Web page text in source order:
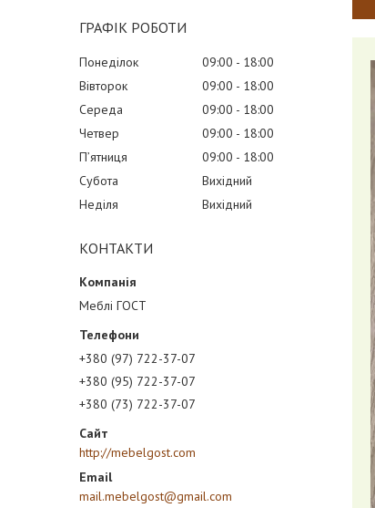
ГРАФІК РОБОТИ
Понеділок 09:00
18:00
Вівторок
09:00
18:00
Середа
09:00
18:00
Четвер
09:00
18:00
Пʼятниця
09:00
18:00
Субота
Вихідний
Неділя
Вихідний
КОНТАКТИ
Меблі ГОСТ
+380 (97) 722-37-07
+380 (95) 722-37-07
+380 (73) 722-37-07
http://mebelgost.com
mail.mebelgost@gmail.com